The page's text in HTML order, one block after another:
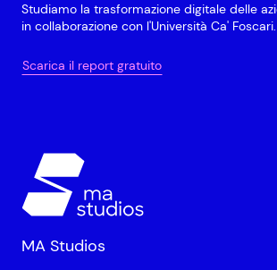
Studiamo la trasformazione digitale delle
in collaborazione con l'Università Ca' Foscari.
Scarica il report gratuito
MA Studios